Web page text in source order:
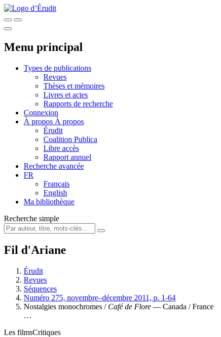
Menu principal
Types de publications
Revues
Thèses et mémoires
Livres et actes
Rapports de recherche
Connexion
À propos À propos
Érudit
Coalition Publica
Libre accès
Rapport annuel
Recherche avancée
FR
Français
English
Ma bibliothèque
Recherche simple
Fil d'Ariane
Érudit
Revues
Séquences
Numéro 275, novembre–décembre 2011, p. 1-64
Nostalgies monochromes / Café de Flore — Canada / France
…
Les filmsCritiques